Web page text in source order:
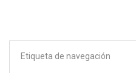
Etiqueta de navegación